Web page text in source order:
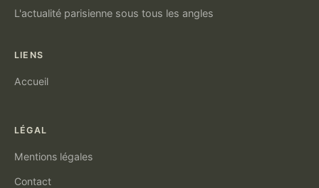
L'actualité parisienne sous tous les angles
LIENS
Accueil
LÉGAL
Mentions légales
Contact